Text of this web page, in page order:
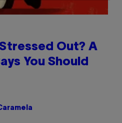
Out? A
You Should